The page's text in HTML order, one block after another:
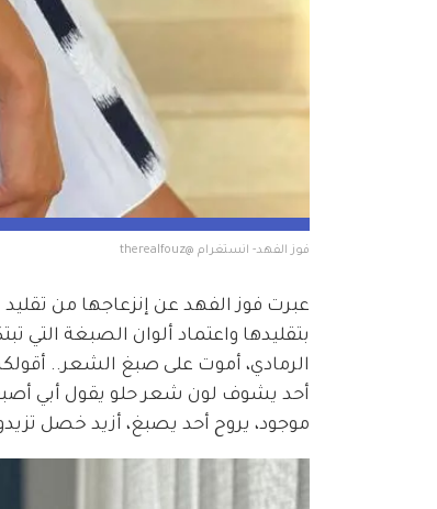
فوز الفهد- انستغرام @therealfouz
عبرت فوز الفهد عن إنزعاجها من
بتقليدها واعتماد ألوان الصبغة
الرمادي، أموت على صبغ الشعر..
أحد يشوف لون شعر حلو يقول أبي
موجود، يروح أحد يصبغ، أزيد خصل